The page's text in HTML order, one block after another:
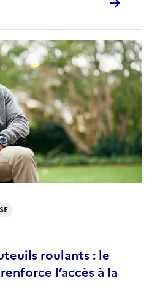
roulants : le
l’accès à la